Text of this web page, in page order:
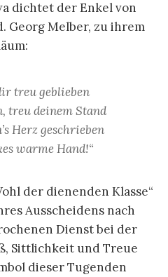
dichtet der Enkel von
Georg Melber, zu ihrem
treu geblieben
treu deinem Stand
Herz geschrieben
warme Hand!“
der dienenden Klasse“
Ausscheidens nach
Dienst bei der
Sittlichkeit und Treue
dieser Tugenden